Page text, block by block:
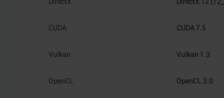
CUDA CUDA 7.5
Vulkan Vulkan 1.3
OpenCL OpenCL 3.0